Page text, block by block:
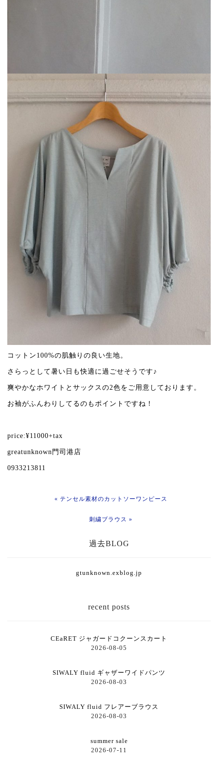
コットン100%の肌触りの良い生地。
さらっとして暑い日も快適に過ごせそうです♪
爽やかなホワイトとサックスの2色をご用意しております。
お袖がふんわりしてるのもポイントですね！
price:¥11000+tax
greatunknown門司港店
0933213811
« テンセル素材のカットソーワンピース
刺繍ブラウス »
過去BLOG
gtunknown.exblog.jp
recent posts
CEaRET ジャガードコクーンスカート
2026-08-05
SIWALY fluid ギャザーワイドパンツ
2026-08-03
SIWALY fluid フレアーブラウス
2026-08-03
summer sale
2026-07-11